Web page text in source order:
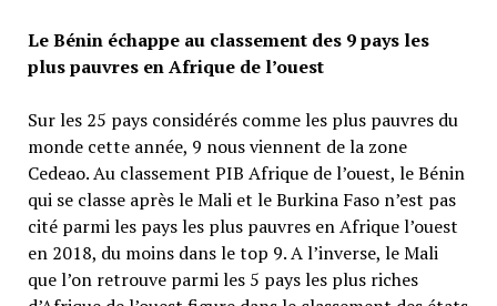
Le Bénin échappe au classement des 9 pays les
plus pauvres en Afrique de l’ouest
Sur les 25 pays considérés comme les plus pauvres du
monde cette année, 9 nous viennent de la zone
Cedeao. Au classement PIB Afrique de l’ouest, le Bénin
qui se classe après le Mali et le Burkina Faso n’est pas
cité parmi les pays les plus pauvres en Afrique l’ouest
en 2018, du moins dans le top 9. A l’inverse, le Mali
que l’on retrouve parmi les 5 pays les plus riches